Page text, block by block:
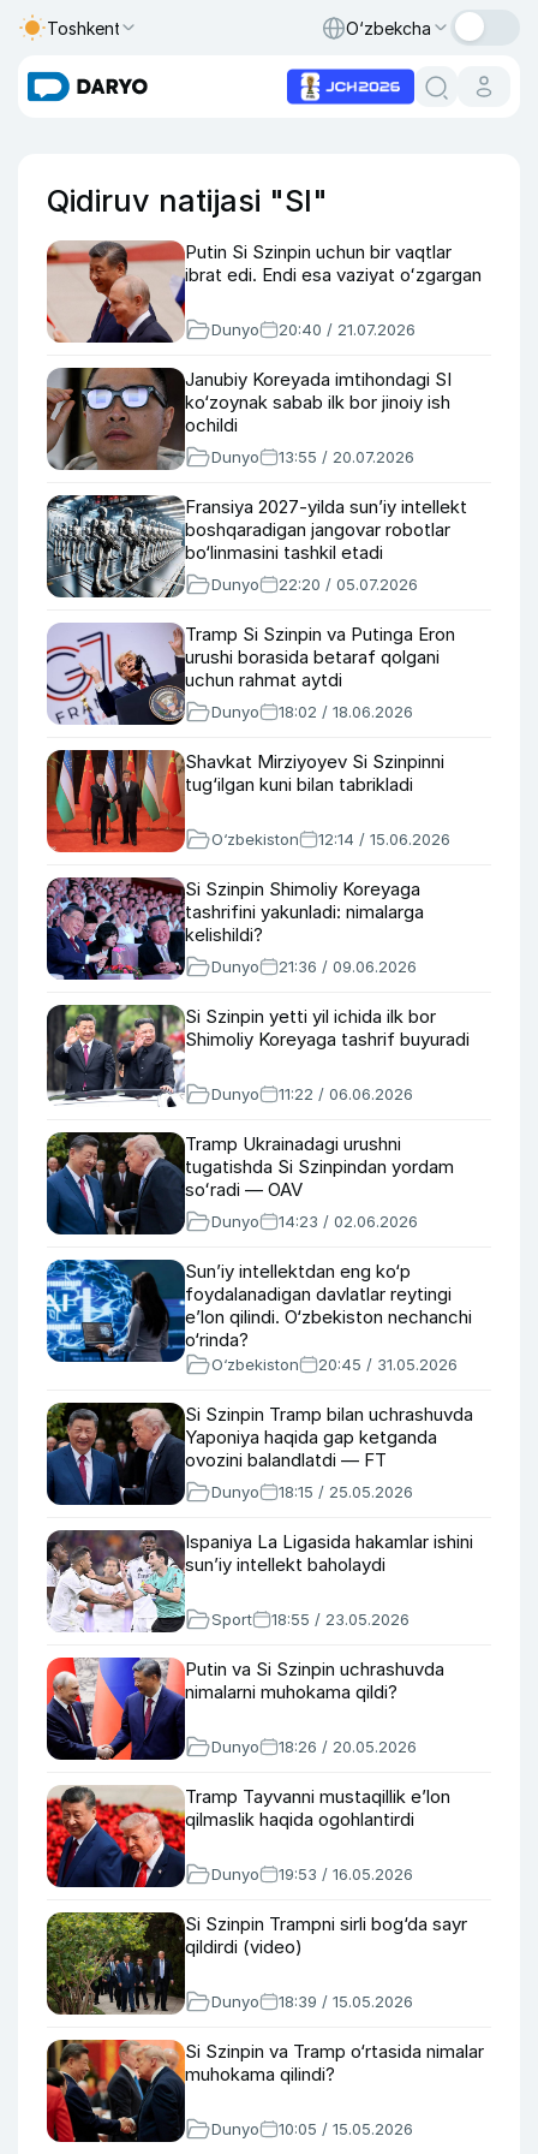
Toshkent O‘zbekcha
Qidiruv natijasi "SI"
Putin Si Szinpin uchun bir vaqtlar
ibrat edi. Endi esa vaziyat oʻzgargan
Dunyo 20:40 / 21.07.2026
Janubiy Koreyada imtihondagi SI
ko‘zoynak sabab ilk bor jinoiy ish
ochildi
Dunyo 13:55 / 20.07.2026
Fransiya 2027-yilda sun’iy intellekt
boshqaradigan jangovar robotlar
bo‘linmasini tashkil etadi
Dunyo 22:20 / 05.07.2026
Tramp Si Szinpin va Putinga Eron
urushi borasida betaraf qolgani
uchun rahmat aytdi
Dunyo 18:02 / 18.06.2026
Shavkat Mirziyoyev Si Szinpinni
tug‘ilgan kuni bilan tabrikladi
O‘zbekiston 12:14 / 15.06.2026
Si Szinpin Shimoliy Koreyaga
tashrifini yakunladi: nimalarga
kelishildi?
Dunyo 21:36 / 09.06.2026
Si Szinpin yetti yil ichida ilk bor
Shimoliy Koreyaga tashrif buyuradi
Dunyo 11:22 / 06.06.2026
Tramp Ukrainadagi urushni
tugatishda Si Szinpindan yordam
soʻradi — OAV
Dunyo 14:23 / 02.06.2026
Sun’iy intellektdan eng ko‘p
foydalanadigan davlatlar reytingi
e’lon qilindi. O‘zbekiston nechanchi
o‘rinda?
O‘zbekiston 20:45 / 31.05.2026
Si Szinpin Tramp bilan uchrashuvda
Yaponiya haqida gap ketganda
ovozini balandlatdi — FT
Dunyo 18:15 / 25.05.2026
Ispaniya La Ligasida hakamlar ishini
sun’iy intellekt baholaydi
Sport 18:55 / 23.05.2026
Putin va Si Szinpin uchrashuvda
nimalarni muhokama qildi?
Dunyo 18:26 / 20.05.2026
Tramp Tayvanni mustaqillik e’lon
qilmaslik haqida ogohlantirdi
Dunyo 19:53 / 16.05.2026
Si Szinpin Trampni sirli bog‘da sayr
qildirdi (video)
Dunyo 18:39 / 15.05.2026
Si Szinpin va Tramp o‘rtasida nimalar
muhokama qilindi?
Dunyo 10:05 / 15.05.2026